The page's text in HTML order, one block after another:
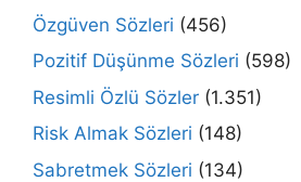
Özgüven Sözleri (456)
Pozitif Düşünme Sözleri (598)
Resimli Özlü Sözler (1.351)
Risk Almak Sözleri (148)
Sabretmek Sözleri (134)